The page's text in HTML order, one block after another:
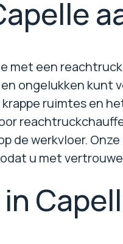
met een
ongelukken kunt
ruimtes en
de werkvloer. Onze
u met